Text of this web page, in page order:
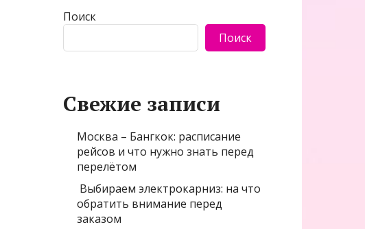
Поиск
Поиск
Свежие записи
Москва – Бангкок: расписание
рейсов и что нужно знать перед
перелётом
Выбираем электрокарниз: на что
обратить внимание перед
заказом